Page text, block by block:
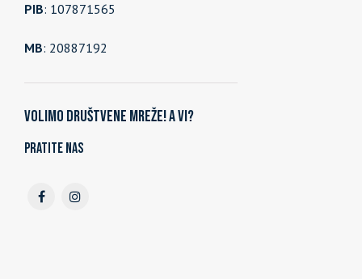
PIB: 107871565
MB: 20887192
Volimo društvene mreže! A vi?
Pratite nas